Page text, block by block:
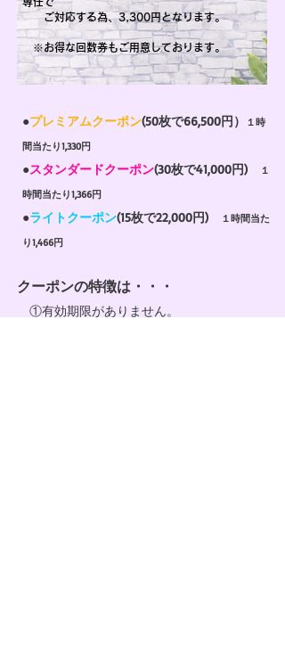
ご対応する為、3,300円となります。
※お得な回数券もご用意しております。
●プレミアムクーポン(50枚で66,500円）
１時
間当たり1,330円
●スタンダードクーポン(30枚で41,000円)
１
時間当たり1,366円
●ライトクーポン(15枚で22,000円)
１時間当た
り1,466円
クーポンの特徴は・・・
①有効期限がありません。